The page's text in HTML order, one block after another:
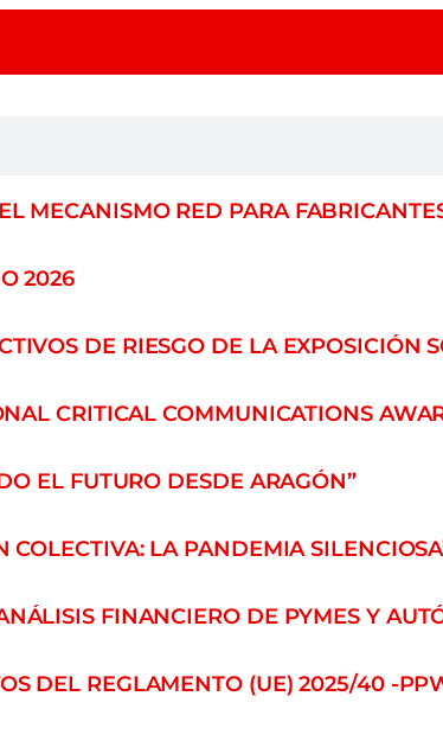
MECANISMO RED PARA
2026
DE RIESGO DE LA EXPOSICIÓN
CRITICAL COMMUNICATIONS
EL FUTURO DESDE ARAGÓN”
LA PANDEMIA
FINANCIERO DE PYMES Y
DEL REGLAMENTO (UE) 2025/40 -